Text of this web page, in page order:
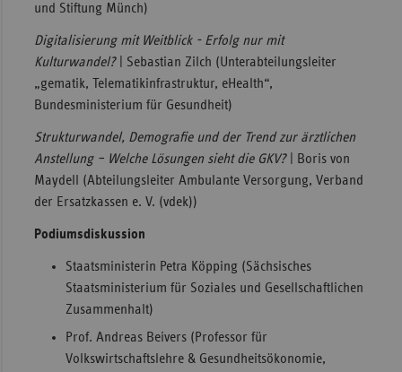
und Stiftung Münch)
Digitalisierung mit Weitblick - Erfolg nur mit
Kulturwandel?
| Sebastian Zilch (Unterabteilungsleiter
„gematik, Telematikinfrastruktur, eHealth“,
Bundesministerium für Gesundheit)
Strukturwandel, Demografie und der Trend zur ärztlichen
Anstellung – Welche Lösungen sieht die GKV?
| Boris von
Maydell (Abteilungsleiter Ambulante Versorgung, Verband
der Ersatzkassen e. V. (vdek))
Podiumsdiskussion
Staatsministerin Petra Köpping (Sächsisches
Staatsministerium für Soziales und Gesellschaftlichen
Zusammenhalt)
Prof. Andreas Beivers (Professor für
Volkswirtschaftslehre & Gesundheitsökonomie,